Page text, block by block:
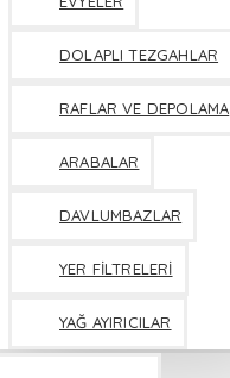
DOLAPLI TEZGAHLAR
RAFLAR VE DEPOLAMA
ARABALAR
DAVLUMBAZLAR
YER FİLTRELERİ
YAĞ AYIRICILAR